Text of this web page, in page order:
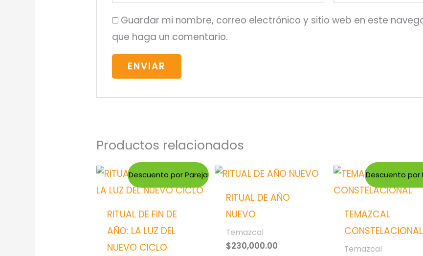
Guardar mi nombre, correo electrónico y sitio web en este
que haga un comentario.
Productos relacionados
Descuento por Pareja
RITUAL DE FIN DE
AÑO: LA LUZ DEL
NUEVO CICLO
RITUAL DE AÑO
NUEVO
Temazcal
$230,000.00
Descuento por
TEMAZCAL
CONSTELACIONAL
Temazcal